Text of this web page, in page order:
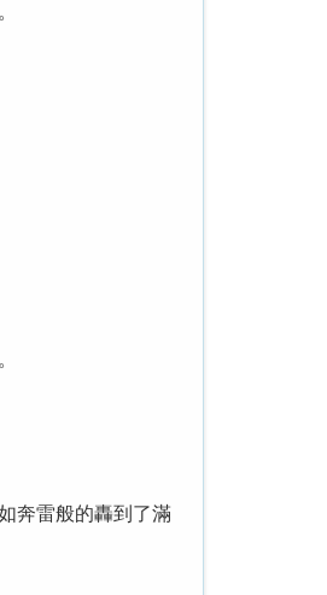
奔雷般的轟到了滿